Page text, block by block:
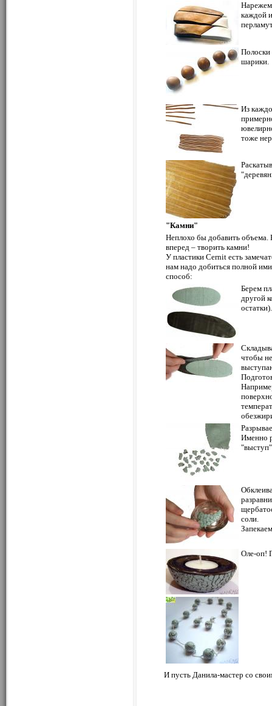
Нарежем
каждой
Полоски
шарики.
Из
тоже
"Камни"
Неплохо бы добавить
вперед – творить камни!
У пластики Cernit есть
нам надо добиться полной
способ:
Берем
другой
чтобы
Именно
соли.
Оле-оп!
И пусть Данила-мастер со